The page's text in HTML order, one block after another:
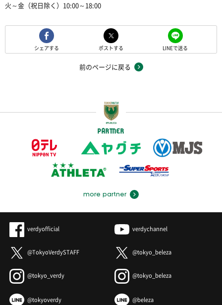
火～金（祝日除く）10:00～18:00
シェアする ポストする LINEで送る
前のページに戻る
PARTNER
more partner
verdyofficial verdychannel
@TokyoVerdySTAFF @tokyo_beleza
@tokyo_verdy @tokyo_beleza
@tokyoverdy @beleza